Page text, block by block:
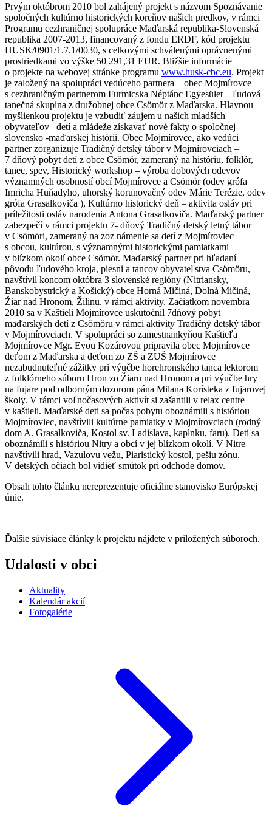
Prvým októbrom 2010 bol zahájený projekt s názvom Spoznávanie
spoločných kultúrno historických koreňov našich predkov, v rámci
Programu cezhraničnej spolupráce Maďarská republika-Slovenská
republika 2007-2013, financovaný z fondu ERDF, kód projektu
HUSK/0901/1.7.1/0030, s celkovými schválenými oprávnenými
prostriedkami vo výške 50 291,31 EUR. Bližšie informácie
o projekte na webovej stránke programu www.husk-cbc.eu. Projekt
je založený na spolupráci vedúceho partnera – obec Mojmírovce
s cezhraničným partnerom Furmicska Néptánc Egyesület – ľudová
tanečná skupina z družobnej obce Csömör z Maďarska. Hlavnou
myšlienkou projektu je vzbudiť záujem u našich mladších
obyvateľov –detí a mládeže získavať nové fakty o spoločnej
slovensko -maďarskej histórii. Obec Mojmírovce, ako vedúci
partner zorganizuje Tradičný detský tábor v Mojmírovciach –
7 dňový pobyt detí z obce Csömör, zameraný na históriu, folklór,
tanec, spev, Historický workshop – výroba dobových odevov
významných osobností obcí Mojmírovce a Csömör (odev grófa
Imricha Huňadyho, uhorský korunovačný odev Márie Terézie, odev
grófa Grasalkoviča ), Kultúrno historický deň – aktivita osláv pri
príležitosti osláv narodenia Antona Grasalkoviča. Maďarský partner
zabezpečí v rámci projektu 7- dňový Tradičný detský letný tábor
v Csömöri, zameraný na zoz námenie sa detí z Mojmíroviec
s obcou, kultúrou, s významnými historickými pamiatkami
v blízkom okolí obce Csömör. Maďarský partner pri hľadaní
pôvodu ľudového kroja, piesni a tancov obyvateľstva Csömöru,
navštívil koncom októbra 3 slovenské regióny (Nitriansky,
Banskobystrický a Košický) obce Horná Mičiná, Dolná Mičiná,
Žiar nad Hronom, Žilinu. v rámci aktivity. Začiatkom novembra
2010 sa v Kaštieli Mojmírovce uskutočnil 7dňový pobyt
maďarských detí z Csömöru v rámci aktivity Tradičný detský tábor
v Mojmírovciach. V spolupráci so zamestnankyňou Kaštieľa
Mojmírovce Mgr. Evou Kozárovou pripravila obec Mojmírovce
deťom z Maďarska a deťom zo ZŠ a ZUŠ Mojmírovce
nezabudnuteľné zážitky pri výučbe horehronského tanca lektorom
z folklórneho súboru Hron zo Žiaru nad Hronom a pri výučbe hry
na fujare pod odborným dozorom pána Milana Korísteka z fujarovej
školy. V rámci voľnočasových aktivít si zašantili v relax centre
v kaštieli. Maďarské deti sa počas pobytu oboznámili s históriou
Mojmíroviec, navštívili kultúrne pamiatky v Mojmírovciach (rodný
dom A. Grasalkoviča, Kostol sv. Ladislava, kaplnku, faru). Deti sa
oboznámili s históriou Nitry a obcí v jej blízkom okolí. V Nitre
navštívili hrad, Vazulovu vežu, Piaristický kostol, pešiu zónu.
V detských očiach bol vidieť smútok pri odchode domov.
Obsah tohto článku nereprezentuje oficiálne stanovisko Európskej
únie.
Ďalšie súvisiace články k projektu nájdete v priložených súboroch.
Udalosti v obci
Aktuality
Kalendár akcií
Fotogalérie